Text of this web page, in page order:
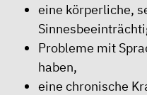
eine körperliche,
Probleme mit
haben,
eine chronische